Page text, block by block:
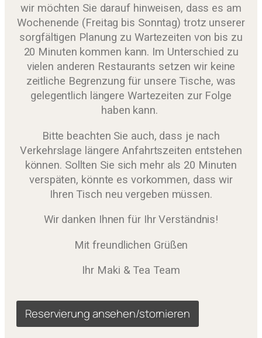
wir möchten Sie darauf hinweisen, dass es am
Wochenende (Freitag bis Sonntag) trotz unserer
sorgfältigen Planung zu Wartezeiten von bis zu
20 Minuten kommen kann. Im Unterschied zu
vielen anderen Restaurants setzen wir keine
zeitliche Begrenzung für unsere Tische, was
gelegentlich längere Wartezeiten zur Folge
haben kann.
Bitte beachten Sie auch, dass je nach
Verkehrslage längere Anfahrtszeiten entstehen
können. Sollten Sie sich mehr als 20 Minuten
verspäten, könnte es vorkommen, dass wir
Ihren Tisch neu vergeben müssen.
Wir danken Ihnen für Ihr Verständnis!
Mit freundlichen Grüßen
Ihr Maki & Tea Team
Reservierung ansehen/stornieren